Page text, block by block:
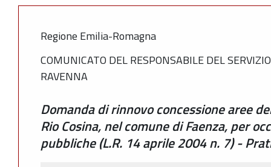
Regione Emilia-Romagna
COMUNICATO DEL RESPONSABILE DEL
RAVENNA
Domanda di rinnovo concessione aree
Rio Cosina, nel comune di Faenza, per
pubbliche (L.R. 14 aprile 2004 n. 7) -